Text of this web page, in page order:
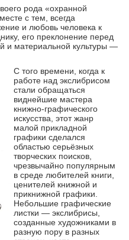
рода «охранной
с тем, всегда
и любовь человека к
его преклонение перед
и материальной культуры —
С того времени, когда к
работе над экслибрисом
стали обращаться
виднейшие мастера
книжно-графического
искусства, этот жанр
малой прикладной
графики сделался
областью серьёзных
творческих поисков,
чрезвычайно популярным
в среде любителей книги,
ценителей книжной и
прикнижной графики.
Небольшие графические
листки — экслибрисы,
созданные художниками в
разную пору в разных